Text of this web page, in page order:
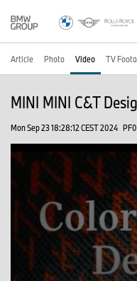
Article Photo Video TV
MINI MINI C&T
Mon Sep 23 18:28:12 CEST 2024